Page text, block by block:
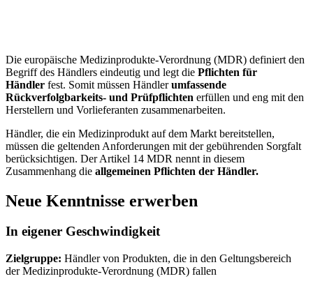
Die europäische Medizinprodukte-Verordnung (MDR) definiert den
Begriff des Händlers eindeutig und legt die Pflichten für
Händler fest. Somit müssen Händlerumfassende
Rückverfolgbarkeits- und Prüfpflichten erfüllen und eng mit den
Herstellern und Vorlieferanten zusammenarbeiten.
Händler, die ein Medizinprodukt auf dem Markt bereitstellen,
müssen die geltenden Anforderungen mit der gebührenden Sorgfalt
berücksichtigen. Der Artikel 14 MDR nennt in diesem
Zusammenhang die allgemeinen Pflichten der Händler.
Neue Kenntnisse erwerben
In eigener Geschwindigkeit
Zielgruppe: Händler von Produkten, die in den Geltungsbereich
der Medizinprodukte-Verordnung (MDR) fallen